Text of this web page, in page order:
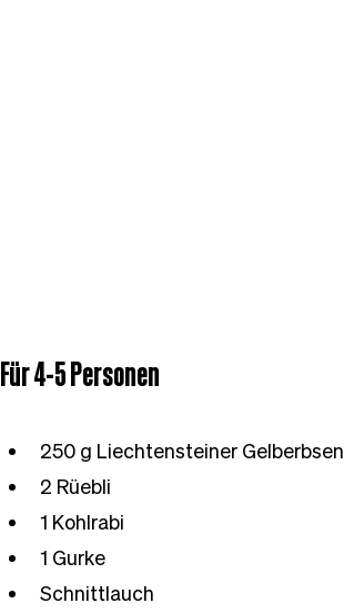
Für 4-5 Personen
250 g Liechtensteiner Gelberbsen
2 Rüebli
1 Kohlrabi
1 Gurke
Schnittlauch